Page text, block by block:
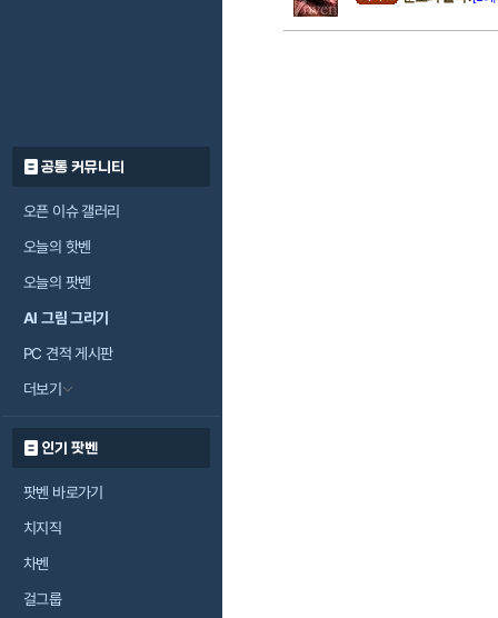
공통 커뮤니티
오픈 이슈 갤러리
오늘의 핫벤
오늘의 팟벤
AI 그림 그리기
PC 견적 게시판
더보기
인기 팟벤
팟벤 바로가기
치지직
차벤
걸그룹